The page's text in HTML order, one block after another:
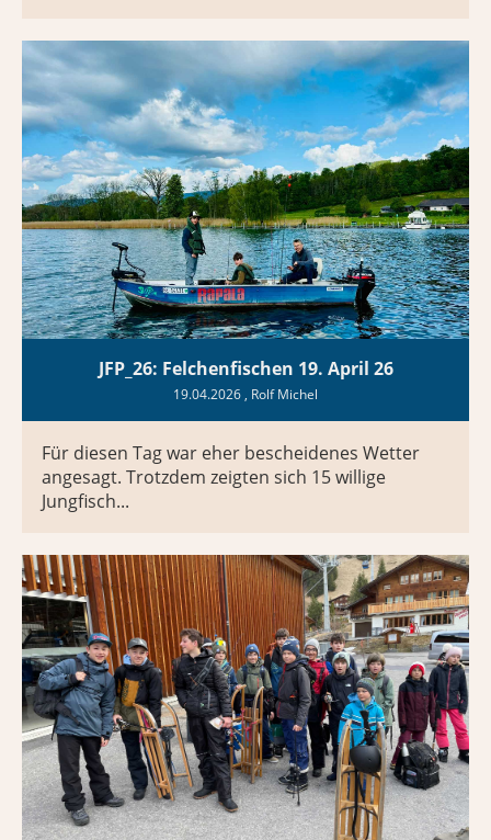
JFP_26: Felchenfischen 19. April 26
19.04.2026 , Rolf Michel
Für diesen Tag war eher bescheidenes Wetter
angesagt. Trotzdem zeigten sich 15 willige
Jungfisch...